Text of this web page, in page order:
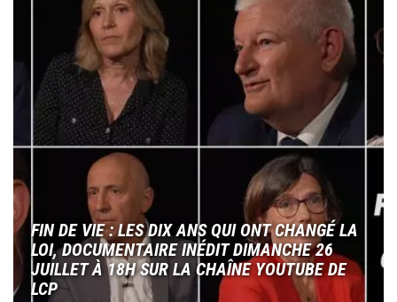
FIN DE VIE : LES DIX ANS QUI ONT CHANGÉ LA
LOI, DOCUMENTAIRE INÉDIT DIMANCHE 26
JUILLET À 18H SUR LA CHAÎNE YOUTUBE DE
LCP